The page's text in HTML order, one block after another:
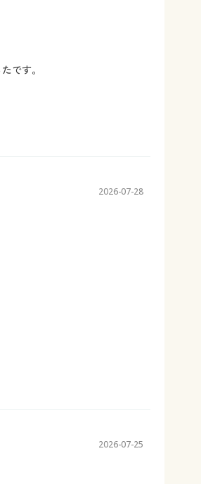
です。
2026-07-28
2026-07-25